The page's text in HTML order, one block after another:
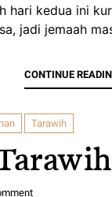
hari kedua ini
jadi jemaah
CONTINUE
Tarawih